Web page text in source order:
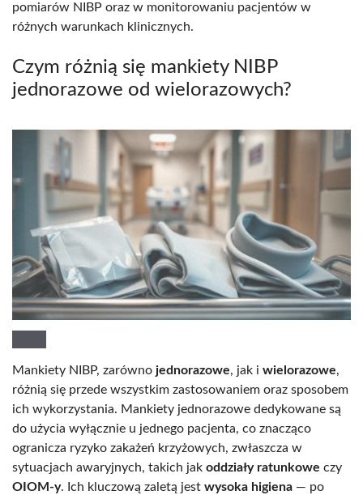
pomiarów NIBP oraz w monitorowaniu pacjentów w
różnych warunkach klinicznych.
Czym różnią się mankiety NIBP
jednorazowe od wielorazowych?
Mankiety NIBP, zarówno jednorazowe, jak i wielorazowe,
różnią się przede wszystkim zastosowaniem oraz sposobem
ich wykorzystania. Mankiety jednorazowe dedykowane są
do użycia wyłącznie u jednego pacjenta, co znacząco
ogranicza ryzyko zakażeń krzyżowych, zwłaszcza w
sytuacjach awaryjnych, takich jak oddziały ratunkowe czy
OIOM-y. Ich kluczową zaletą jest wysoka higiena — po